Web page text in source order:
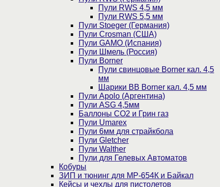
Пули RWS 4,5 мм
Пули RWS 5,5 мм
Пули Stoeger (Германия)
Пули Crosman (США)
Пули GAMO (Испания)
Пули Шмель (Россия)
Пули Borner
Пули свинцовые Borner кал. 4,5
мм
Шарики BB Borner кал. 4,5 мм
Пули Apolo (Аргентина)
Пули ASG 4,5мм
Баллоны CO2 и Грин газ
Пули Umarex
Пули 6мм для страйкбола
Пули Gletcher
Пули Walther
Пули для Гелевых Автоматов
Кобуры
ЗИП и тюнинг для МР-654К и Байкал
Кейсы и чехлы для пистолетов